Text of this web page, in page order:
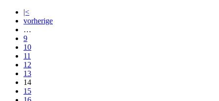
|<
vorherige
…
9
10
11
12
13
14
15